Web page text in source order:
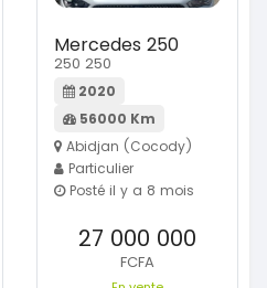
Mercedes 250
250 250
2020
56000 Km
Abidjan (Cocody)
Particulier
Posté il y a 8 mois
27 000 000
FCFA